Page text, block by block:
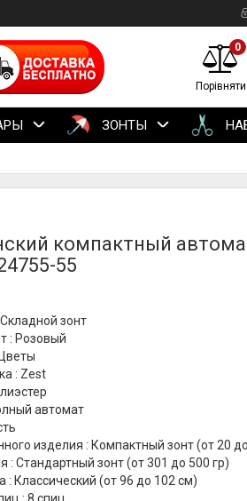
0
Порівняти
ЗОНТЫ
компактный
55
зонт
: Розовый
: Zest
автомат
изделия : Компактный зонт (от 20
: Стандартный зонт (от 301 до 500 гр)
: Классический (от 96 до 102 см)